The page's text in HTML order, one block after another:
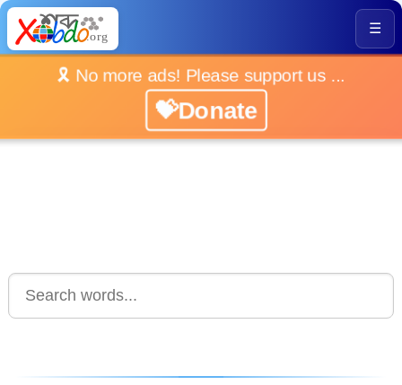
☰
🎗️ No more ads! Please support us ...
💝Donate